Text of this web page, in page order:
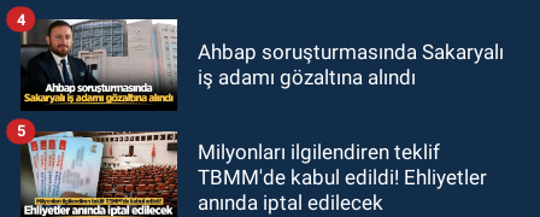
Ahbap soruşturmasında Sakaryalı
iş adamı gözaltına alındı
4
Milyonları ilgilendiren teklif
TBMM'de kabul edildi! Ehliyetler
anında iptal edilecek
5